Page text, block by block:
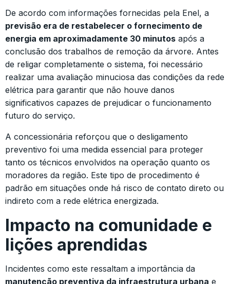
De acordo com informações fornecidas pela Enel, a
previsão era de restabelecer o fornecimento de
energia em aproximadamente 30 minutos após a
conclusão dos trabalhos de remoção da árvore. Antes
de religar completamente o sistema, foi necessário
realizar uma avaliação minuciosa das condições da rede
elétrica para garantir que não houve danos
significativos capazes de prejudicar o funcionamento
futuro do serviço.
A concessionária reforçou que o desligamento
preventivo foi uma medida essencial para proteger
tanto os técnicos envolvidos na operação quanto os
moradores da região. Este tipo de procedimento é
padrão em situações onde há risco de contato direto ou
indireto com a rede elétrica energizada.
Impacto na comunidade e
lições aprendidas
Incidentes como este ressaltam a importância da
manutenção preventiva da infraestrutura urbana e